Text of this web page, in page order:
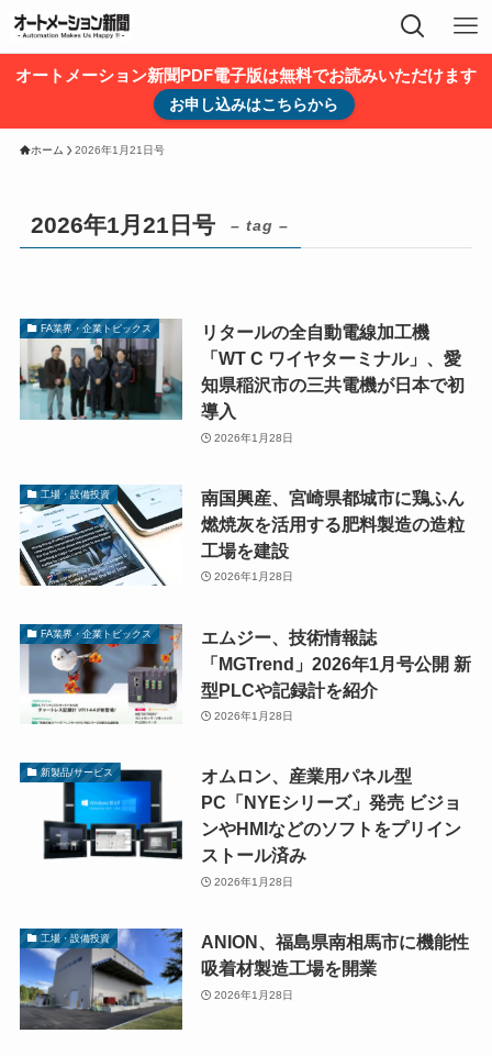
オートメーション新聞PDF電子版は無料でお読みいただけます
お申し込みはこちらから
ホーム 2026年1月21日号
2026年1月21日号 – tag –
FA業界・企業トピックス
リタールの全自動電線加工機
「WT C ワイヤターミナル」、愛
知県稲沢市の三共電機が日本で初
導入
2026年1月28日
工場・設備投資
南国興産、宮崎県都城市に鶏ふん
燃焼灰を活用する肥料製造の造粒
工場を建設
2026年1月28日
FA業界・企業トピックス
エムジー、技術情報誌
「MGTrend」2026年1月号公開 新
型PLCや記録計を紹介
2026年1月28日
新製品/サービス
オムロン、産業用パネル型
PC「NYEシリーズ」発売 ビジョ
ンやHMIなどのソフトをプリイン
ストール済み
2026年1月28日
工場・設備投資
ANION、福島県南相馬市に機能性
吸着材製造工場を開業
2026年1月28日